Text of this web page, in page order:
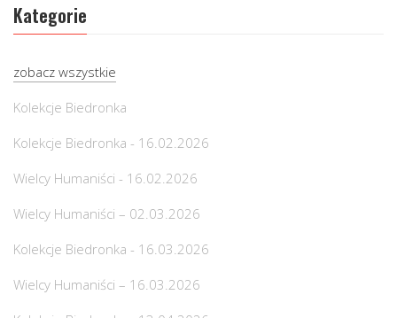
Kategorie
zobacz wszystkie
Kolekcje Biedronka
Kolekcje Biedronka - 16.02.2026
Wielcy Humaniści - 16.02.2026
Wielcy Humaniści – 02.03.2026
Kolekcje Biedronka - 16.03.2026
Wielcy Humaniści – 16.03.2026